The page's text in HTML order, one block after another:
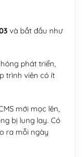
và bắt đầu như
phát triển,
trình viên có ít
mới mọc lên,
bị lung lay. Có
ra mỗi ngày